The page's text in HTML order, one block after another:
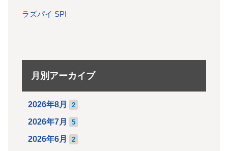
ラズパイ SPI
月別アーカイブ
2026年8月 2
2026年7月 5
2026年6月 2